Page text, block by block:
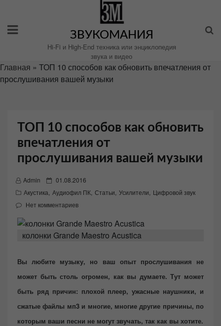
содержимому
ЗВУКОМАНИЯ
Hi-Fi и High-End техника или энциклопедия
звука и видео
Главная » ТОП 10 способов как обновить впечатления от
прослушивания вашей музыки
ТОП 10 способов как обновить
впечатления от
прослушивания вашей музыки
Admin
P
o
s
e
d
n
01.08.2016
Акустика Аудиофил ПК Статьи Усилители Цифровой звук
Нет комментариев
колонки Grande Maestro Acustica
Вы любите музыку, но ваш опыт прослушивания не
может быть столь огромен, как вы думаете. Тут может
быть ряд причин: плохой плеер, ужасные наушники, и
сжатые файлы мп3 и многие, многие другие причины, по
которым ваши песни не могут звучать, так как вы хотите.